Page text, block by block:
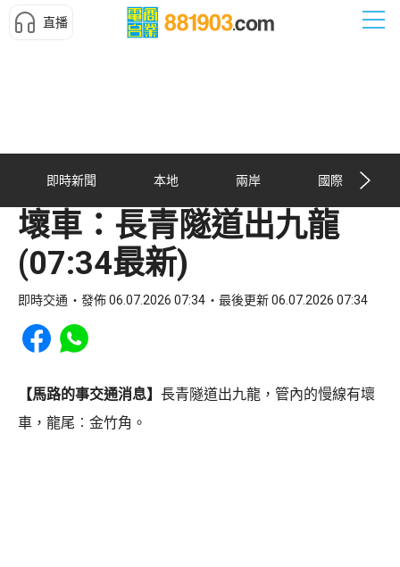
直播
即時新聞 本地 兩岸 國際
壞車：長青隧道出九龍
(07:34最新)
即時交通 發佈 06.07.2026 07:34 最後更新 06.07.2026 07:34
Share to Facebook
Share to WhatsApp
【馬路的事交通消息】 長青隧道出九龍，管內的慢線有壞
車，龍尾︰金竹角。